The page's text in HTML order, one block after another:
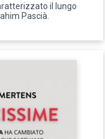
il lungo
Pascià.